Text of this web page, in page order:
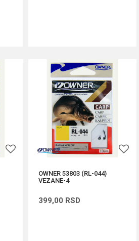
OWNER 53803 (RL-044)
VEZANE-4
399,00 RSD